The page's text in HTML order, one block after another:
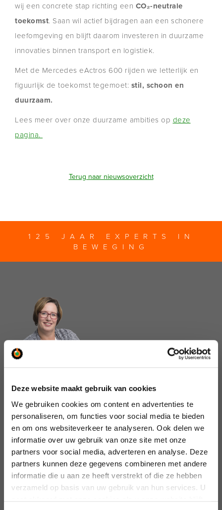
Deze website maakt gebruik van cookies
We gebruiken cookies om content en advertenties te
personaliseren, om functies voor social media te bieden
en om ons websiteverkeer te analyseren. Ook delen we
informatie over uw gebruik van onze site met onze
partners voor social media, adverteren en analyse. Deze
partners kunnen deze gegevens combineren met andere
informatie die u aan ze heeft verstrekt of die ze hebben
verzameld op basis van uw gebruik van hun services. U
wij een concrete stap richting een CO₂-neutrale
toekomst. Saan wil actief bijdragen aan een schonere
leefomgeving en blijft daarom investeren in duurzame
innovaties binnen transport en logistiek.
Met de Mercedes eActros 600 rijden we letterlijk en
figuurlijk de toekomst tegemoet: stil, schoon en
duurzaam.
Lees meer over onze duurzame ambities op deze
pagina.
Terug naar nieuwsoverzicht
125 JAAR EXPERTS IN
BEWEGING
Kunnen wij u helpen
of wilt u iets weten?
Wij staan voor u klaar.